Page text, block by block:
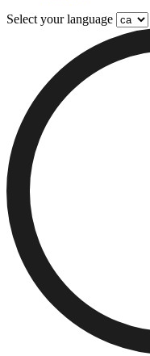
Select your language